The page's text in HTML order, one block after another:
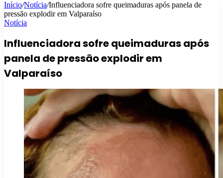
Início/Notícia/Influenciadora sofre queimaduras após panela de
pressão explodir em Valparaíso
Notícia
Influenciadora sofre queimaduras após
panela de pressão explodir em
Valparaíso